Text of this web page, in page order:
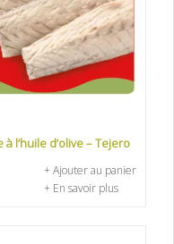
l’huile d’olive – Tejero
+ Ajouter au panier
+ En savoir plus